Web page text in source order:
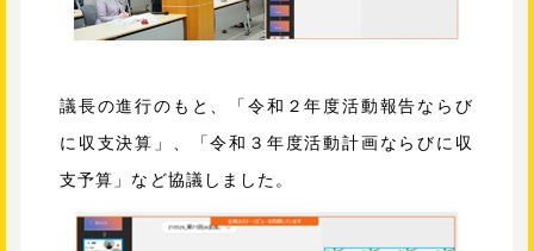
議長の進行のもと、「令和２年度活動報告ならび
に収支決算」、「令和３年度活動計画ならびに収
支予算」など協議しました。